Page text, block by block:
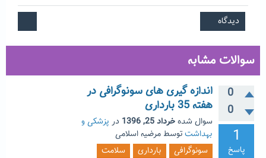
سوالات مشابه
0
0
1
پاسخ
اندازه گیری های سونوگرافی در
هفته 35 بارداری
سوال شدهخرداد 25, 1396 در پزشکی و
بهداشتتوسط مرضیه اسلامی
سونوگرافی
بارداری سلامت